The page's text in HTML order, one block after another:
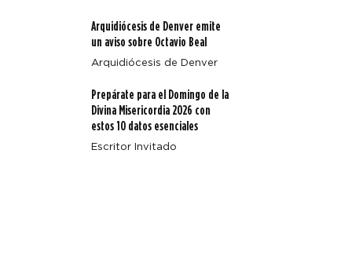
Arquidiócesis de Denver emite
un aviso sobre Octavio Beal
Arquidiócesis de Denver
Prepárate para el Domingo de la
Divina Misericordia 2026 con
estos 10 datos esenciales
Escritor Invitado